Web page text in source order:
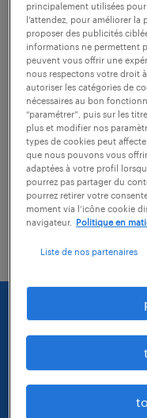
assistant
(f/h)
rueil-
seine
intérim
38 000 € -
année
publié le 21 juillet
principalement utilisées
l’attendez, pour améliorer
proposer des publicités
informations ne permettent
peuvent vous offrir une
nous respectons votre droit
autoriser les catégories de
nécessaires au bon
“paramétrer”, puis sur les
plus et modifier nos
types de cookies peut
que nous pouvons vous
adaptées à votre profil
pourrez pas partager du
pourrez retirer votre
moment via l’icône cookie
navigateur.
Politique en
Liste de nos partenaires